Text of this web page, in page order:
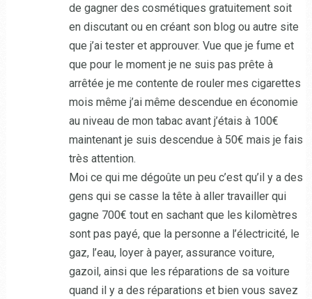
de gagner des cosmétiques gratuitement soit
en discutant ou en créant son blog ou autre site
que j’ai tester et approuver. Vue que je fume et
que pour le moment je ne suis pas prête à
arrêtée je me contente de rouler mes cigarettes
mois même j’ai même descendue en économie
au niveau de mon tabac avant j’étais à 100€
maintenant je suis descendue à 50€ mais je fais
très attention.
Moi ce qui me dégoûte un peu c’est qu’il y a des
gens qui se casse la tête à aller travailler qui
gagne 700€ tout en sachant que les kilomètres
sont pas payé, que la personne a l’électricité, le
gaz, l’eau, loyer à payer, assurance voiture,
gazoil, ainsi que les réparations de sa voiture
quand il y a des réparations et bien vous savez